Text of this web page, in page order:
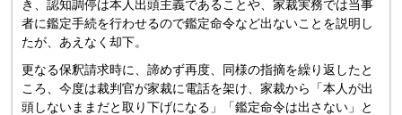
き、認知調停は本人出頭主義であることや、家裁実務では当事
者に鑑定手続を行わせるので鑑定命令など出ないことを説明し
たが、あえなく却下。
更なる保釈請求時に、諦めず再度、同様の指摘を繰り返したと
ころ、今度は裁判官が家裁に電話を架け、家裁から「本人が出
頭しないままだと取り下げになる」「鑑定命令は出さない」と